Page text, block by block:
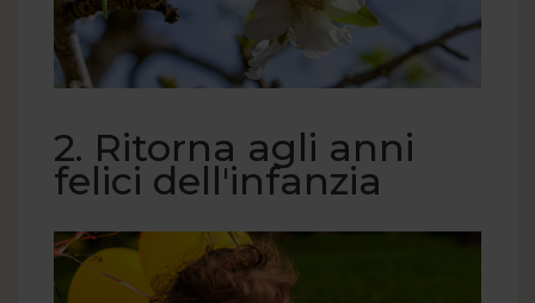
2. Ritorna agli anni
felici dell'infanzia